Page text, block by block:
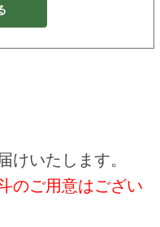
けいたします。
のご用意はござい